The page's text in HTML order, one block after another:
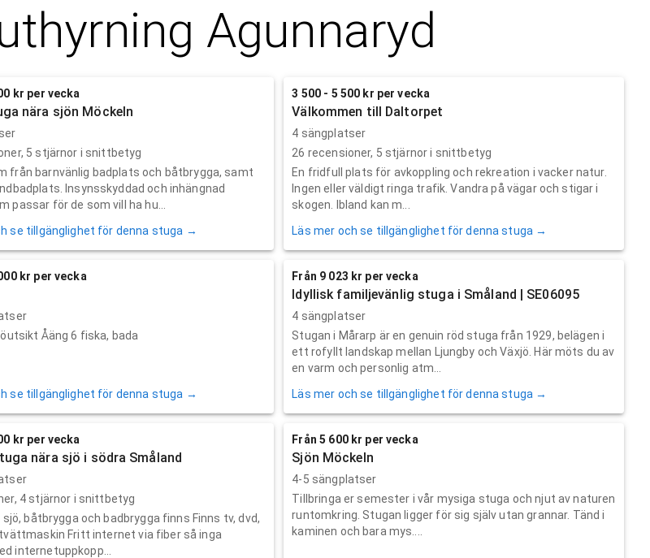
Agunnaryd
kr per vecka
nära sjön Möckeln
5 stjärnor i snittbetyg
från barnvänlig badplats och båtbrygga, samt
Insynsskyddad och inhängnad
passar för de som vill ha hu...
se tillgänglighet för denna stuga →
3 500 - 5 500 kr per vecka
Välkommen till Daltorpet
4 sängplatser
26 recensioner, 5 stjärnor i snittbetyg
En fridfull plats för avkoppling och rekreation i vacker natur.
Ingen eller väldigt ringa trafik. Vandra på vägar och stigar i
skogen. Ibland kan m...
Läs mer och se tillgänglighet för denna stuga →
kr per vecka
Åäng 6 fiska, bada
se tillgänglighet för denna stuga →
Från 9 023 kr per vecka
Idyllisk familjevänlig stuga i Småland | SE06095
4 sängplatser
Stugan i Mårarp är en genuin röd stuga från 1929, belägen i
ett rofyllt landskap mellan Ljungby och Växjö. Här möts du av
en varm och personlig atm...
Läs mer och se tillgänglighet för denna stuga →
kr per vecka
nära sjö i södra Småland
4 stjärnor i snittbetyg
sjö, båtbrygga och badbrygga finns Finns tv, dvd,
Fritt internet via fiber så inga
internetuppkopp...
Från 5 600 kr per vecka
Sjön Möckeln
4-5 sängplatser
Tillbringa er semester i vår mysiga stuga och njut av naturen
runtomkring. Stugan ligger för sig själv utan grannar. Tänd i
kaminen och bara mys....